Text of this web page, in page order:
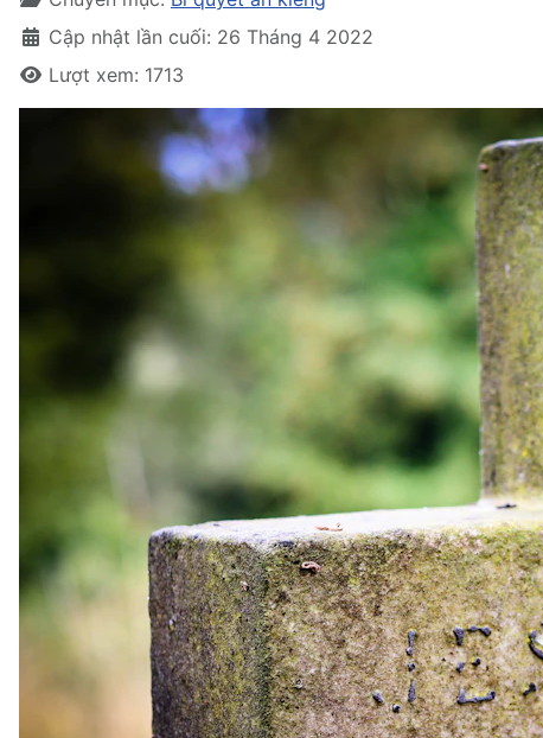
Cập nhật lần cuối: 26 Tháng 4 2022
Lượt xem: 1713